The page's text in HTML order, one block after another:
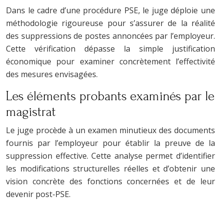
Dans le cadre d’une procédure PSE, le juge déploie une
méthodologie rigoureuse pour s’assurer de la réalité
des suppressions de postes annoncées par l’employeur.
Cette vérification dépasse la simple justification
économique pour examiner concrètement l’effectivité
des mesures envisagées.
Les éléments probants examinés par le
magistrat
Le juge procède à un examen minutieux des documents
fournis par l’employeur pour établir la preuve de la
suppression effective. Cette analyse permet d’identifier
les modifications structurelles réelles et d’obtenir une
vision concrète des fonctions concernées et de leur
devenir post-PSE.